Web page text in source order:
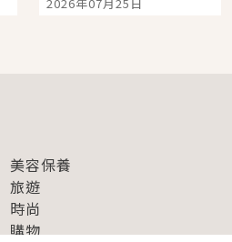
人擠人悠閒欣賞
美容保養
旅遊
時尚
購物